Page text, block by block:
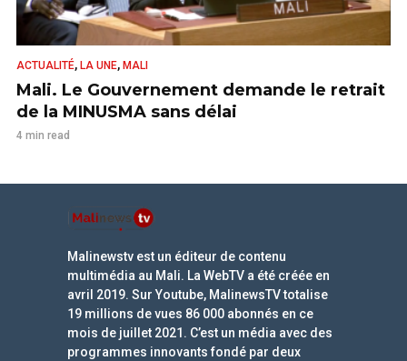
ACTUALITÉ, LA UNE, MALI
Mali. Le Gouvernement demande le retrait
de la MINUSMA sans délai
4 min read
Malinewstv est un éditeur de contenu
multimédia au Mali. La WebTV a été créée en
avril 2019. Sur Youtube, MalinewsTV totalise
19 millions de vues 86 000 abonnés en ce
mois de juillet 2021. C’est un média avec des
programmes innovants fondé par deux